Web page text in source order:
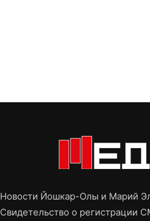
Новости Йошкар-Олы и Марий
Свидетельство о регистрации